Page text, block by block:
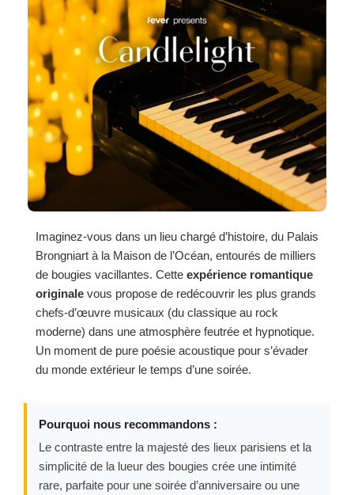
Imaginez-vous dans un lieu chargé d’histoire, du Palais
Brongniart à la Maison de l’Océan, entourés de milliers
de bougies vacillantes. Cette expérience romantique
originale vous propose de redécouvrir les plus grands
chefs-d’œuvre musicaux (du classique au rock
moderne) dans une atmosphère feutrée et hypnotique.
Un moment de pure poésie acoustique pour s’évader
du monde extérieur le temps d’une soirée.
Pourquoi nous recommandons :
Le contraste entre la majesté des lieux parisiens et la
simplicité de la lueur des bougies crée une intimité
rare, parfaite pour une soirée d’anniversaire ou une